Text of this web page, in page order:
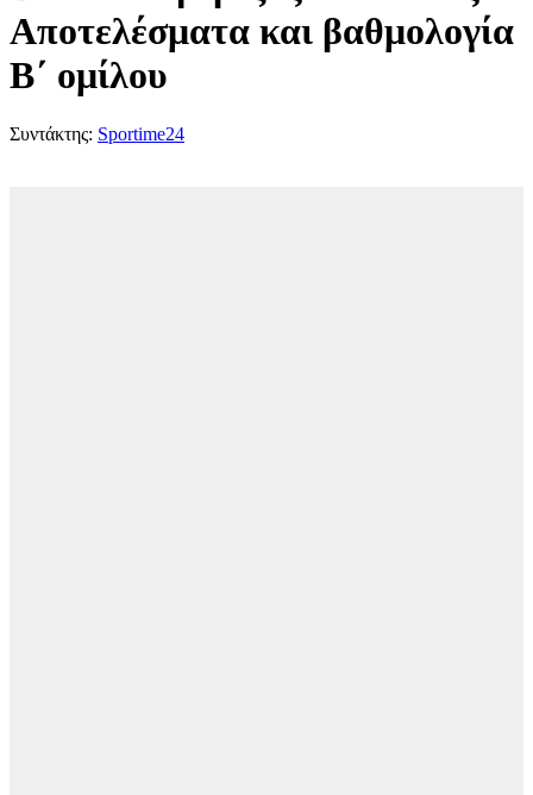
Αποτελέσματα και βαθμολογία
Β΄ ομίλου
Συντάκτης: Sportime24